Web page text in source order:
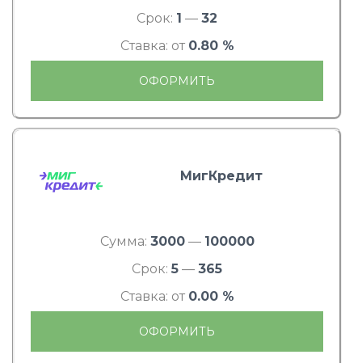
Срок: 1 — 32
Ставка: от 0.80 %
ОФОРМИТЬ
МигКредит
Сумма: 3000— 100000
Срок: 5 — 365
Ставка: от 0.00 %
ОФОРМИТЬ